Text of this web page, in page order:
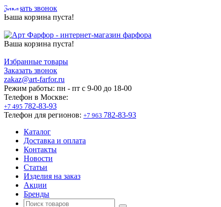
Заказать звонок
Ваша корзина пуста!
Ваша корзина пуста!
Избранные товары
Заказать звонок
zakaz@art-farfor.ru
Режим работы: пн - пт c 9-00 до 18-00
Телефон в Москве:
+7 495 782-83-93
Телефон для регионов: +7 963 782-83-93
Каталог
Доставка и оплата
Контакты
Новости
Статьи
Изделия на заказ
Акции
Бренды